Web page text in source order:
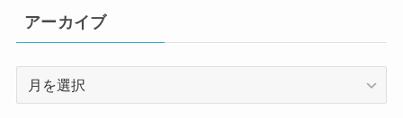
アーカイブ